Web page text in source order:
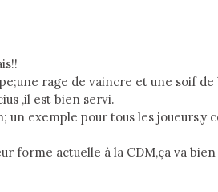
rage de vaincre et une soif de
,il est bien servi.
exemple pour tous les joueurs,y
forme actuelle à la CDM,ça va